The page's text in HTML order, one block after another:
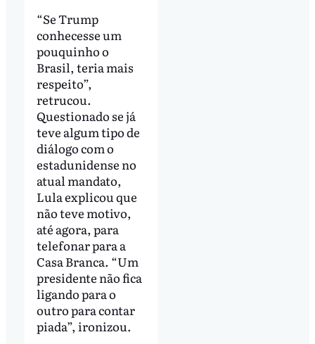
“Se Trump
conhecesse um
pouquinho o
Brasil, teria mais
respeito”,
retrucou.
Questionado se já
teve algum tipo de
diálogo com o
estadunidense no
atual mandato,
Lula explicou que
não teve motivo,
até agora, para
telefonar para a
Casa Branca. “Um
presidente não fica
ligando para o
outro para contar
piada”, ironizou.